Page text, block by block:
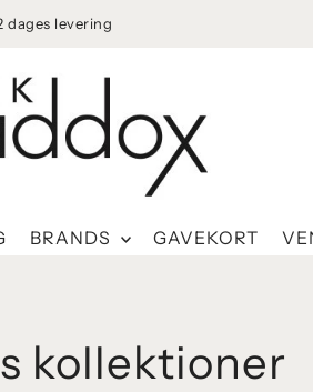
dages levering
BRANDS GAVEKORT
kollektioner